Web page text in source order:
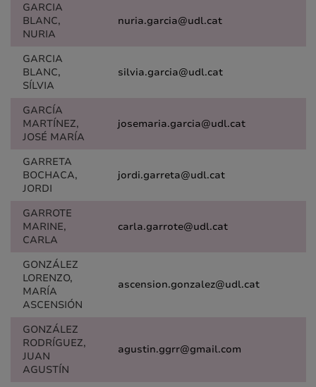
GARCIA
BLANC,
NURIA
nuria.garcia@udl.cat
GARCIA
BLANC,
SÍLVIA
silvia.garcia@udl.cat
GARCÍA
MARTÍNEZ,
JOSÉ MARÍA
josemaria.garcia@udl.cat
GARRETA
BOCHACA,
JORDI
jordi.garreta@udl.cat
GARROTE
MARINE,
CARLA
carla.garrote@udl.cat
GONZÁLEZ
LORENZO,
MARÍA
ASCENSIÓN
ascension.gonzalez@udl.cat
GONZÁLEZ
RODRÍGUEZ,
JUAN
AGUSTÍN
agustin.ggrr@gmail.com